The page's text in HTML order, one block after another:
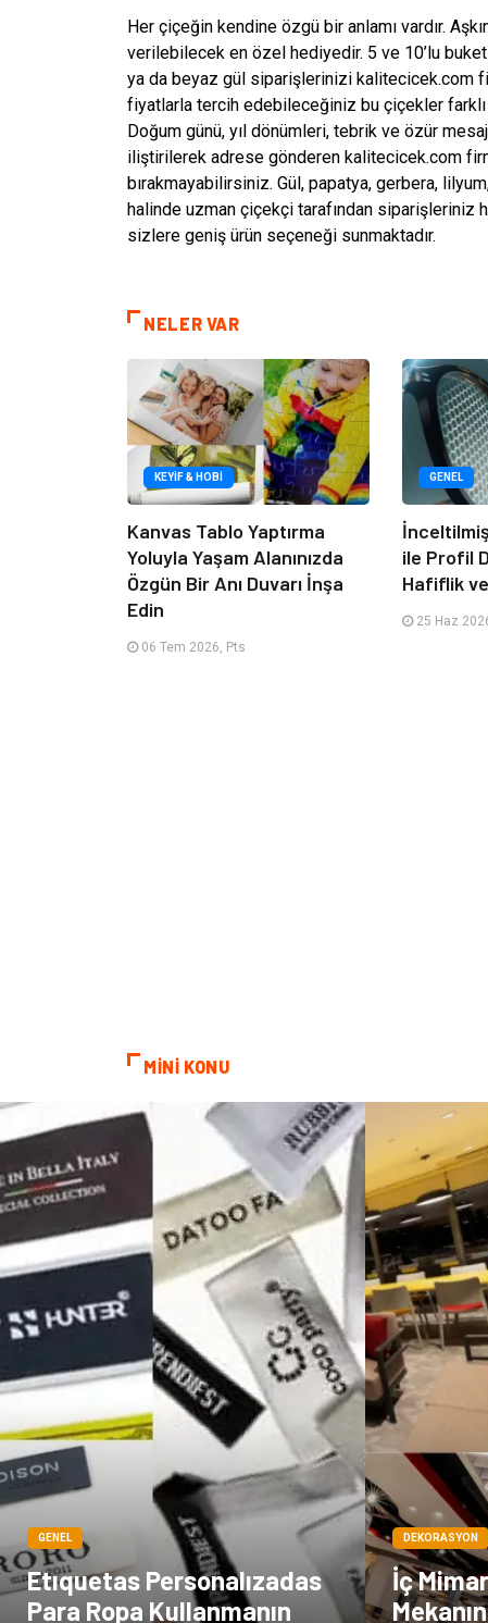
Her çiçeğin kendine özgü bir anlamı vardır.
verilebilecek en özel hediyedir. 5 ve 10’lu
ya da beyaz gül siparişlerinizi kalitecicek.com
fiyatlarla tercih edebileceğiniz bu çiçekler farklı
Doğum günü, yıl dönümleri, tebrik ve özür
iliştirilerek adrese gönderen kalitecicek.com
bırakmayabilirsiniz. Gül, papatya, gerbera,
halinde uzman çiçekçi tarafından siparişleriniz
sizlere geniş ürün seçeneği sunmaktadır.
NELER VAR
KEYIF & HOBI
Kanvas Tablo Yaptırma
Yoluyla Yaşam Alanınızda
Özgün Bir Anı Duvarı İnşa
Edin
06 Tem 2026, Pts
GENEL
ile Profil
Hafiflik
25 Haz
MİNİ KONU
GENEL
Etıquetas Personalızadas
Para Ropa Kullanmanın
DEKORASYON
İç